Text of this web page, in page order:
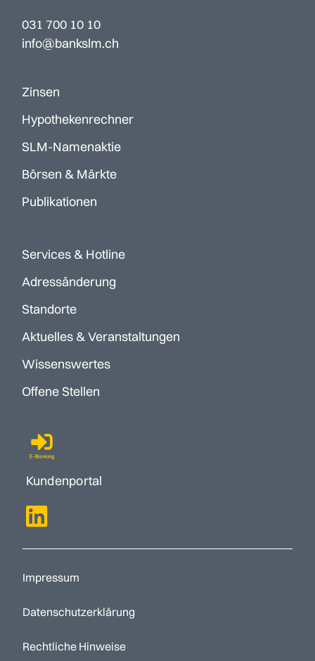
031 700 10 10
info@bankslm.ch
Zinsen
Hypothekenrechner
SLM-Namenaktie
Börsen & Märkte
Publikationen
Services & Hotline
Adressänderung
Standorte
Aktuelles & Veranstaltungen
Wissenswertes
Offene Stellen
Kundenportal
Impressum
Datenschutzerklärung
Rechtliche Hinweise